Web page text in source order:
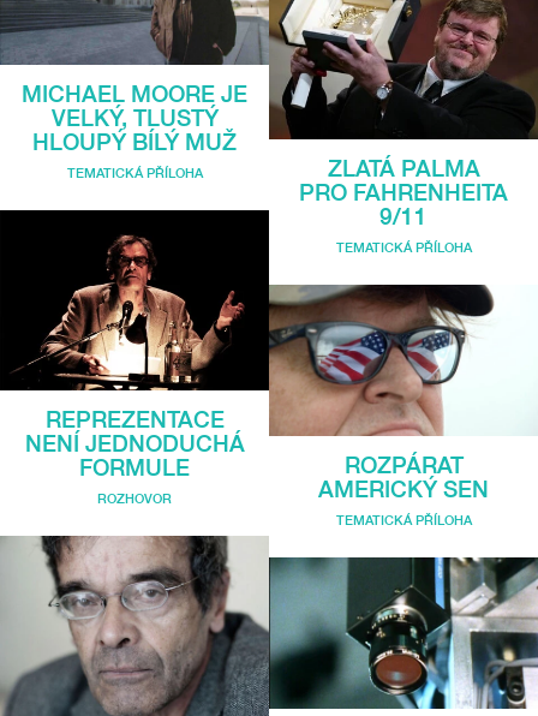
MICHAEL MOORE JE
VELKÝ, TLUSTÝ
HLOUPÝ BÍLÝ MUŽ
TEMATICKÁ PŘÍLOHA
REPREZENTACE
NENÍ JEDNODUCHÁ
FORMULE
ROZHOVOR
ZLATÁ PALMA
PRO FAHRENHEITA
9/11
TEMATICKÁ PŘÍLOHA
ROZPÁRAT
AMERICKÝ SEN
TEMATICKÁ PŘÍLOHA